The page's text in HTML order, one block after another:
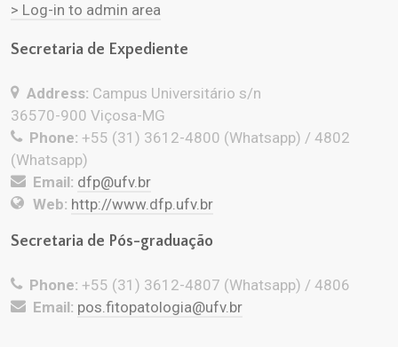
> Log-in to admin area
Secretaria de Expediente
Address: Campus Universitário s/n
36570-900 Viçosa-MG
Phone: +55 (31) 3612-4800 (Whatsapp) / 4802
(Whatsapp)
Email: dfp@ufv.br
Web: http://www.dfp.ufv.br
Secretaria de Pós-graduação
Phone: +55 (31) 3612-4807 (Whatsapp) / 4806
Email: pos.fitopatologia@ufv.br